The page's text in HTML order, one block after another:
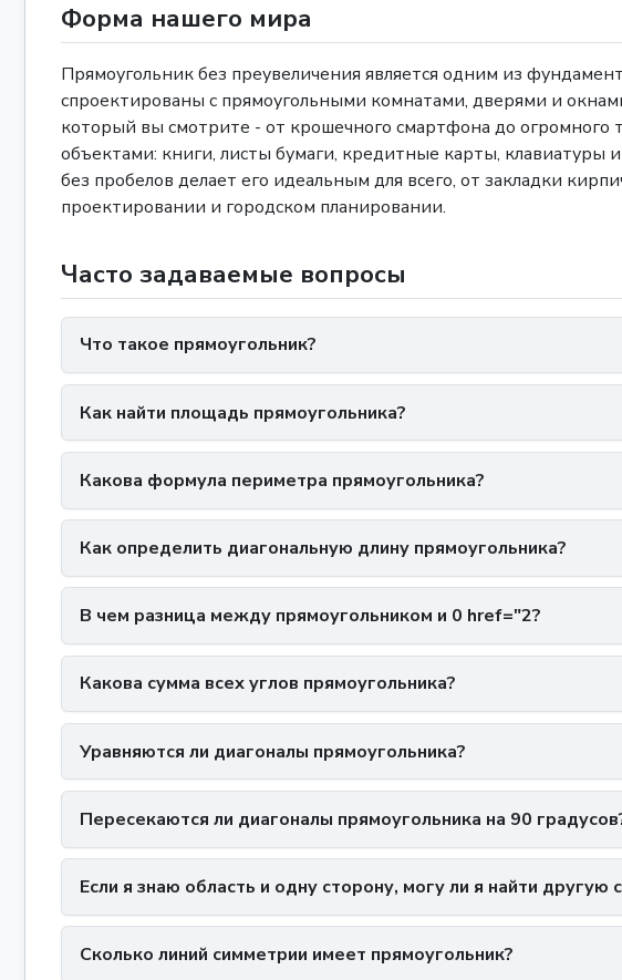
Форма нашего мира
Прямоугольник без преувеличения является одним из
спроектированы с прямоугольными комнатами, дверями и
который вы смотрите - от крошечного смартфона до огромного
объектами: книги, листы бумаги, кредитные карты,
без пробелов делает его идеальным для всего, от закладки
проектировании и городском планировании.
Часто задаваемые вопросы
Что такое прямоугольник?
Как найти площадь прямоугольника?
Какова формула периметра прямоугольника?
Как определить диагональную длину прямоугольника?
В чем разница между прямоугольником и 0 href="2?
Какова сумма всех углов прямоугольника?
Уравняются ли диагоналы прямоугольника?
Пересекаются ли диагоналы прямоугольника на 90
Если я знаю область и одну сторону, могу ли я найти другую
Сколько линий симметрии имеет прямоугольник?